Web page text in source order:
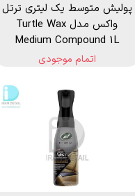
پولیش متوسط یک لیتری ترتل
واکس مدل Turtle Wax
Medium Compound 1L
اتمام موجودی